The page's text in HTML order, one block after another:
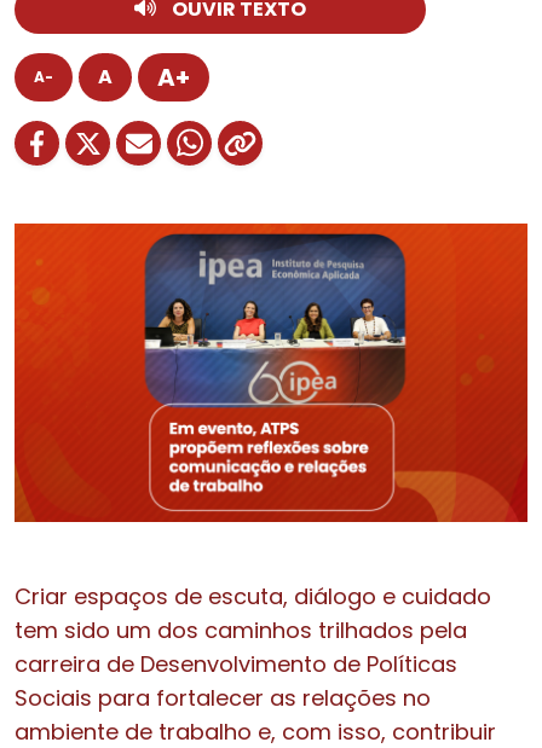
OUVIR TEXTO
A- A A+
Criar espaços de escuta, diálogo e cuidado
tem sido um dos caminhos trilhados pela
carreira de Desenvolvimento de Políticas
Sociais para fortalecer as relações no
ambiente de trabalho e, com isso, contribuir